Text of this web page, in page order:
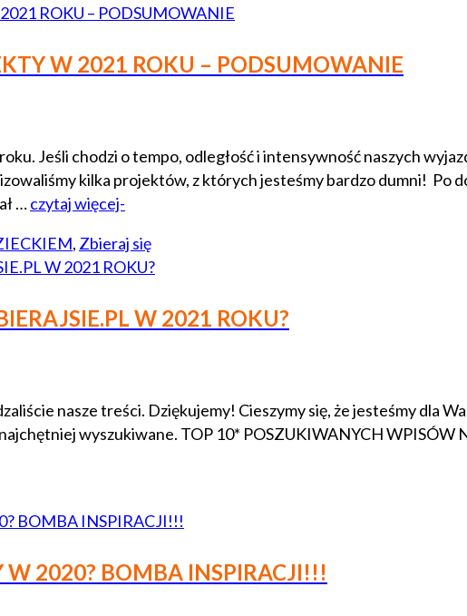
W 2021 ROKU – PODSUMOWANIE
Jeśli chodzi o tempo, odległość i intensywność naszych
kilka projektów, z których jesteśmy bardzo dumni!
…czytaj więcej-
, Zbieraj się
W 2021 ROKU?
nasze treści. Dziękujemy! Cieszymy się, że jesteśmy dla
wyszukiwane. TOP 10* POSZUKIWANYCH WPISÓW
W 2020? BOMBA INSPIRACJI!!!